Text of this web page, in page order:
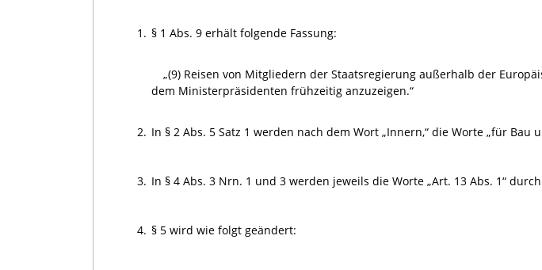
1. § 1 Abs. 9 erhält folgende Fassung:
„(9) Reisen von Mitgliedern der Staatsregierung außerhalb der
dem Ministerpräsidenten frühzeitig anzuzeigen.“
2. In § 2 Abs. 5 Satz 1 werden nach dem Wort „Innern,“ die Worte „für Bau
3. In § 4 Abs. 3 Nrn. 1 und 3 werden jeweils die Worte „Art. 13 Abs. 1“
4. § 5 wird wie folgt geändert: